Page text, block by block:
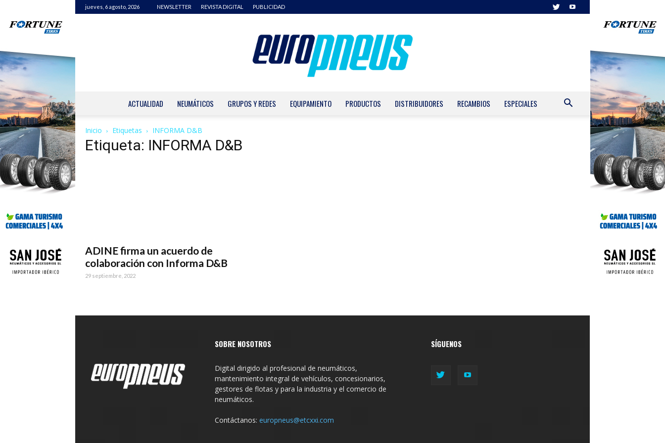
jueves, 6 agosto, 2026 NEWSLETTER REVISTA DIGITAL PUBLICIDAD
ACTUALIDAD NEUMÁTICOS GRUPOS Y REDES EQUIPAMIENTO PRODUCTOS DISTRIBUIDORES RECAMBIOS ESPECIALES
Inicio Etiquetas INFORMA D&B
Etiqueta: INFORMA D&B
ADINE firma un acuerdo de
colaboración con Informa D&B
29 septiembre, 2022
SOBRE NOSOTROS
Digital dirigido al profesional de neumáticos,
mantenimiento integral de vehículos, concesionarios,
gestores de flotas y para la industria y el comercio de
neumáticos.
Contáctanos: europneus@etcxxi.com
SÍGUENOS